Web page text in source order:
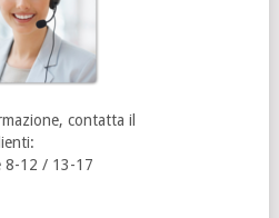
contatta il
12 / 13-17